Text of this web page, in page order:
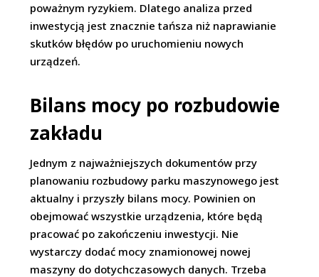
poważnym ryzykiem. Dlatego analiza przed
inwestycją jest znacznie tańsza niż naprawianie
skutków błędów po uruchomieniu nowych
urządzeń.
Bilans mocy po rozbudowie
zakładu
Jednym z najważniejszych dokumentów przy
planowaniu rozbudowy parku maszynowego jest
aktualny i przyszły bilans mocy. Powinien on
obejmować wszystkie urządzenia, które będą
pracować po zakończeniu inwestycji. Nie
wystarczy dodać mocy znamionowej nowej
maszyny do dotychczasowych danych. Trzeba